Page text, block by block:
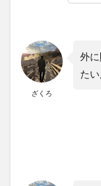
ざくろ
外
た